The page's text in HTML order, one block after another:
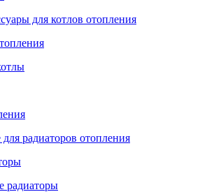
для котлов отопления
радиаторов отопления
радиаторы